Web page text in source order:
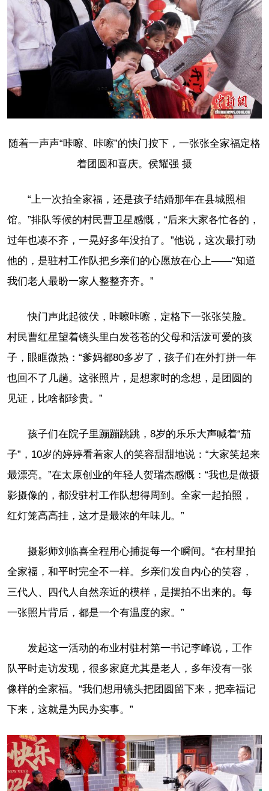
随着一声声“咔嚓、咔嚓”的快门按下，一张张全家福定格
着团圆和喜庆。侯耀强 摄
“上一次拍全家福，还是孩子结婚那年在县城照相
馆。”排队等候的村民曹卫星感慨，“后来大家各忙各的，
过年也凑不齐，一晃好多年没拍了。”他说，这次最打动
他的，是驻村工作队把乡亲们的心愿放在心上——“知道
我们老人最盼一家人整整齐齐。”
快门声此起彼伏，咔嚓咔嚓，定格下一张张笑脸。
村民曹红星望着镜头里白发苍苍的父母和活泼可爱的孩
子，眼眶微热：“爹妈都80多岁了，孩子们在外打拼一年
也回不了几趟。这张照片，是想家时的念想，是团圆的
见证，比啥都珍贵。”
孩子们在院子里蹦蹦跳跳，8岁的乐乐大声喊着“茄
子”，10岁的婷婷看着家人的笑容甜甜地说：“大家笑起来
最漂亮。”在太原创业的年轻人贺瑞杰感慨：“我也是做摄
影摄像的，都没驻村工作队想得周到。全家一起拍照，
红灯笼高高挂，这才是最浓的年味儿。”
摄影师刘临喜全程用心捕捉每一个瞬间。“在村里拍
全家福，和平时完全不一样。乡亲们发自内心的笑容，
三代人、四代人自然亲近的模样，是摆拍不出来的。每
一张照片背后，都是一个有温度的家。”
发起这一活动的布业村驻村第一书记李峰说，工作
队平时走访发现，很多家庭尤其是老人，多年没有一张
像样的全家福。“我们想用镜头把团圆留下来，把幸福记
下来，这就是为民办实事。”